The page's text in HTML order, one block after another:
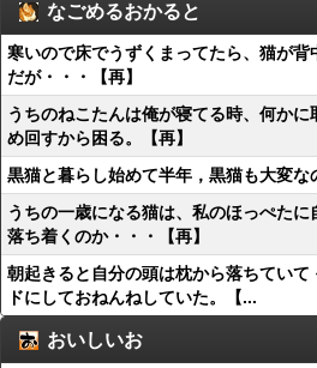
なごめるおかると
寒いので床でうずくまってたら、猫が
だが・・・【再】
うちのねこたんは俺が寝てる時、何か
め回すから困る。【再】
黒猫と暮らし始めて半年，黒猫も大変な
うちの一歳になる猫は、私のほっぺた
落ち着くのか・・・【再】
朝起きると自分の頭は枕から落ちていて
ドにしておねんねしていた。【...
おいしいお